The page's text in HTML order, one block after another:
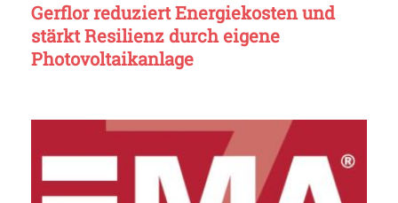
Gerflor reduziert Energiekosten und
stärkt Resilienz durch eigene
Photovoltaikanlage